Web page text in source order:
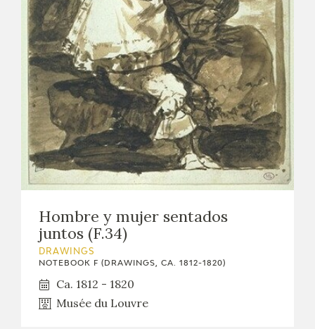
Hombre y mujer sentados
juntos (F.34)
DRAWINGS
NOTEBOOK F (DRAWINGS, CA. 1812-1820)
Ca. 1812 - 1820
Musée du Louvre